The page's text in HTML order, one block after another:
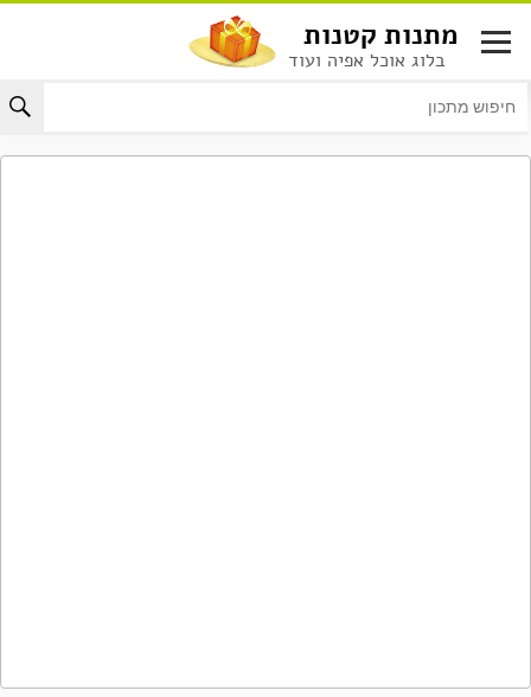
לתוכן
מתנות קטנות
בלוג אוכל אפיה ועוד